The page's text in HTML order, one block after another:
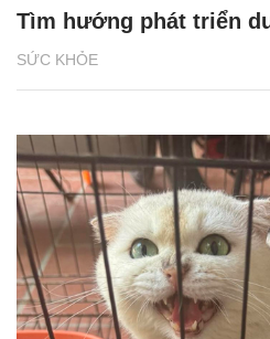
SỨC KHỎE
Tìm hướng phát triển